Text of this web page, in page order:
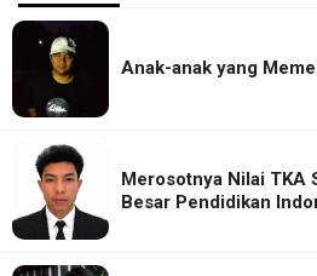
Anak-anak yang
Merosotnya Nilai TKA
Besar Pendidikan